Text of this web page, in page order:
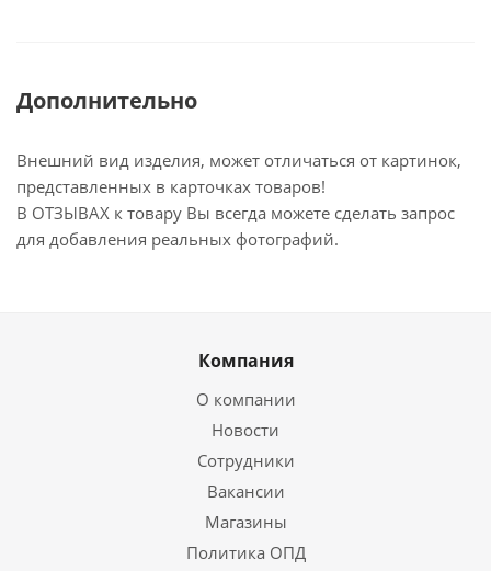
Дополнительно
Внешний вид изделия, может отличаться от картинок,
представленных в карточках товаров!
В ОТЗЫВАХ к товару Вы всегда можете сделать запрос
для добавления реальных фотографий.
Компания
О компании
Новости
Сотрудники
Вакансии
Магазины
Политика ОПД